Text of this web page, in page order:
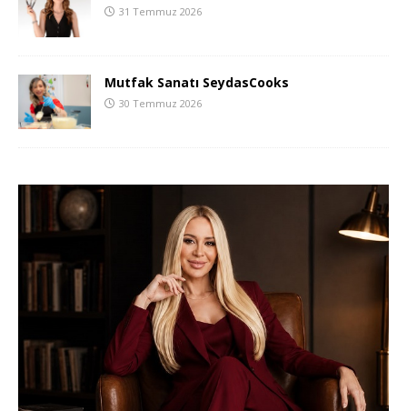
31 Temmuz 2026
Mutfak Sanatı SeydasCooks
30 Temmuz 2026